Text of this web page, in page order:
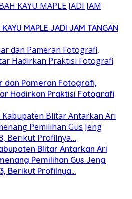
MAPLE JADI JAM TANGAN
dan Pameran Fotografi,
Hadirkan Praktisi Fotografi
Blitar Antarkan Ari
Pemilihan Gus Jeng
Berikut Profilnya…